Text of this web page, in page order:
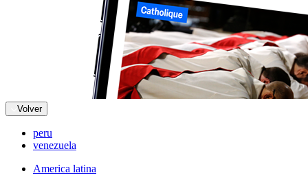
Volver
peru
venezuela
America latina